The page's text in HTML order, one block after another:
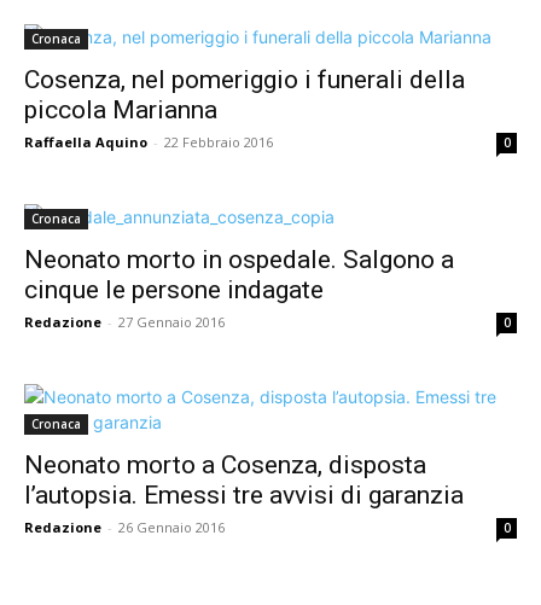
Cronaca
Cosenza, nel pomeriggio i funerali della
piccola Marianna
Raffaella Aquino - 22 Febbraio 2016 0
Cronaca
Neonato morto in ospedale. Salgono a
cinque le persone indagate
Redazione - 27 Gennaio 2016 0
Cronaca
Neonato morto a Cosenza, disposta
l’autopsia. Emessi tre avvisi di garanzia
Redazione - 26 Gennaio 2016 0